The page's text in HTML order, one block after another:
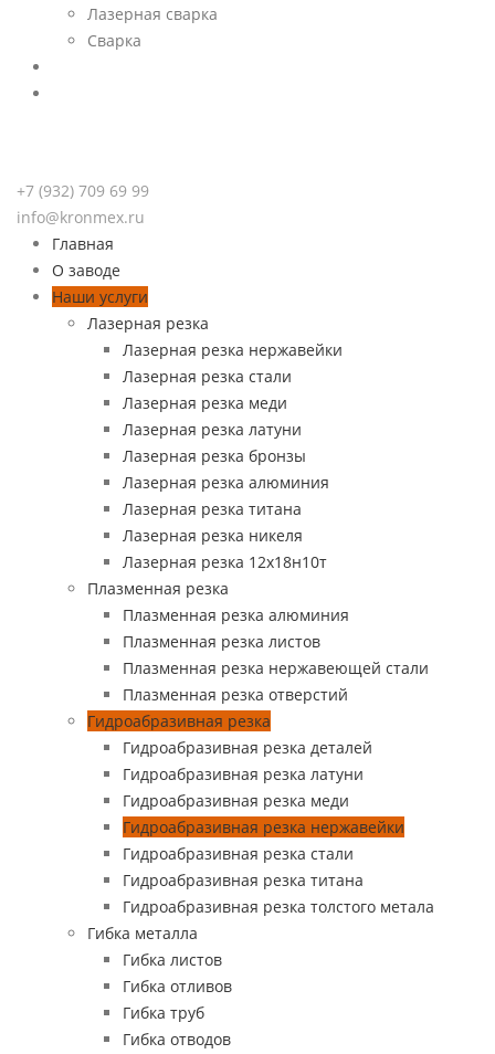
Лазерная сварка
Сварка
+7 (932) 709 69 99
info@kronmex.ru
Главная
О заводе
Наши услуги
Лазерная резка
Лазерная резка нержавейки
Лазерная резка стали
Лазерная резка меди
Лазерная резка латуни
Лазерная резка бронзы
Лазерная резка алюминия
Лазерная резка титана
Лазерная резка никеля
Лазерная резка 12х18н10т
Плазменная резка
Плазменная резка алюминия
Плазменная резка листов
Плазменная резка нержавеющей стали
Плазменная резка отверстий
Гидроабразивная резка
Гидроабразивная резка деталей
Гидроабразивная резка латуни
Гидроабразивная резка меди
Гидроабразивная резка нержавейки
Гидроабразивная резка стали
Гидроабразивная резка титана
Гидроабразивная резка толстого метала
Гибка металла
Гибка листов
Гибка отливов
Гибка труб
Гибка отводов